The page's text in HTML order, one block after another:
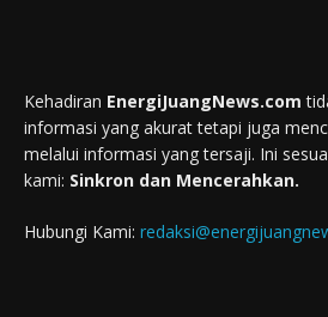
Kehadiran EnergiJuangNews.com
informasi yang akurat tetapi juga
melalui informasi yang tersaji. Ini
kami: Sinkron dan Mencerahkan.
Hubungi Kami: